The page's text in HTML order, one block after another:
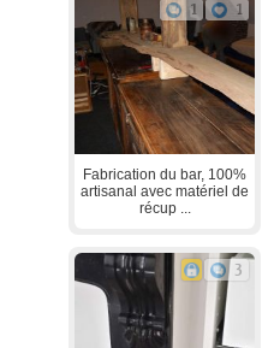
1 1
Fabrication du bar, 100%
artisanal avec matériel de
récup ...
3